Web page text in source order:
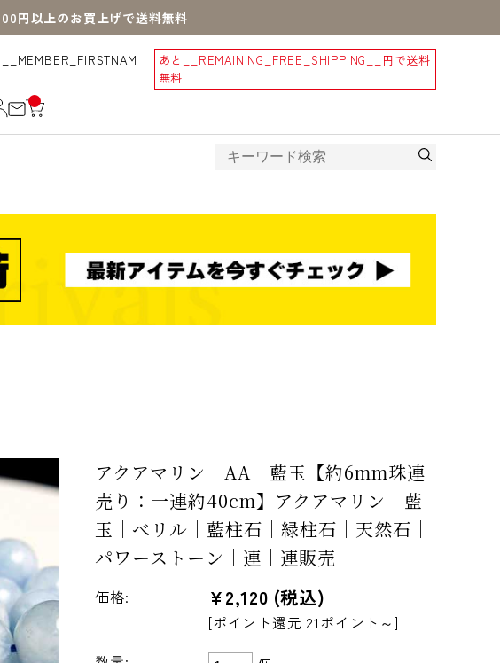
円以上のお買上げで送料無料
あと __REMAINING_FREE_SHIPPING__
円で送料
無料
__
IT
_C
アクアマリン AA 藍玉【約6mm珠連
売り：一連約40cm】アクアマリン｜藍
玉｜べリル｜藍柱石｜緑柱石｜天然石｜
パワーストーン｜連｜連販売
価格: ¥2,120 (税込)
[ポイント還元 21ポイント～]